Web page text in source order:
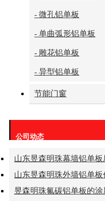
- 微孔铝单板
- 单曲弧形铝单板
- 雕花铝单板
- 异型铝单板
节能门窗
公司动态
山东昱森明珠外墙铝单
昱森明珠氟碳铝单板的